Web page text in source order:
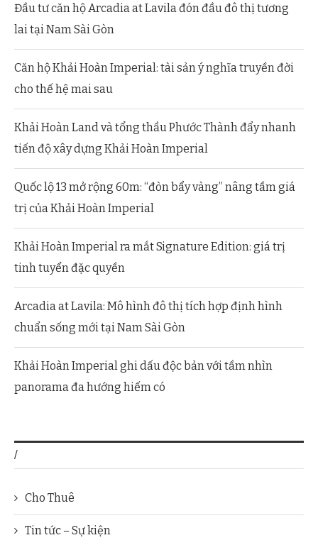
Đầu tư căn hộ Arcadia at Lavila đón đầu đô thị tương
lai tại Nam Sài Gòn
Căn hộ Khải Hoàn Imperial: tài sản ý nghĩa truyền đời
cho thế hệ mai sau
Khải Hoàn Land và tổng thầu Phước Thành đẩy nhanh
tiến độ xây dựng Khải Hoàn Imperial
Quốc lộ 13 mở rộng 60m: “đòn bẩy vàng” nâng tầm giá
trị của Khải Hoàn Imperial
Khải Hoàn Imperial ra mắt Signature Edition: giá trị
tinh tuyển đặc quyền
Arcadia at Lavila: Mô hình đô thị tích hợp định hình
chuẩn sống mới tại Nam Sài Gòn
Khải Hoàn Imperial ghi dấu độc bản với tầm nhìn
panorama đa hướng hiếm có
/
Cho Thuê
Tin tức – Sự kiện